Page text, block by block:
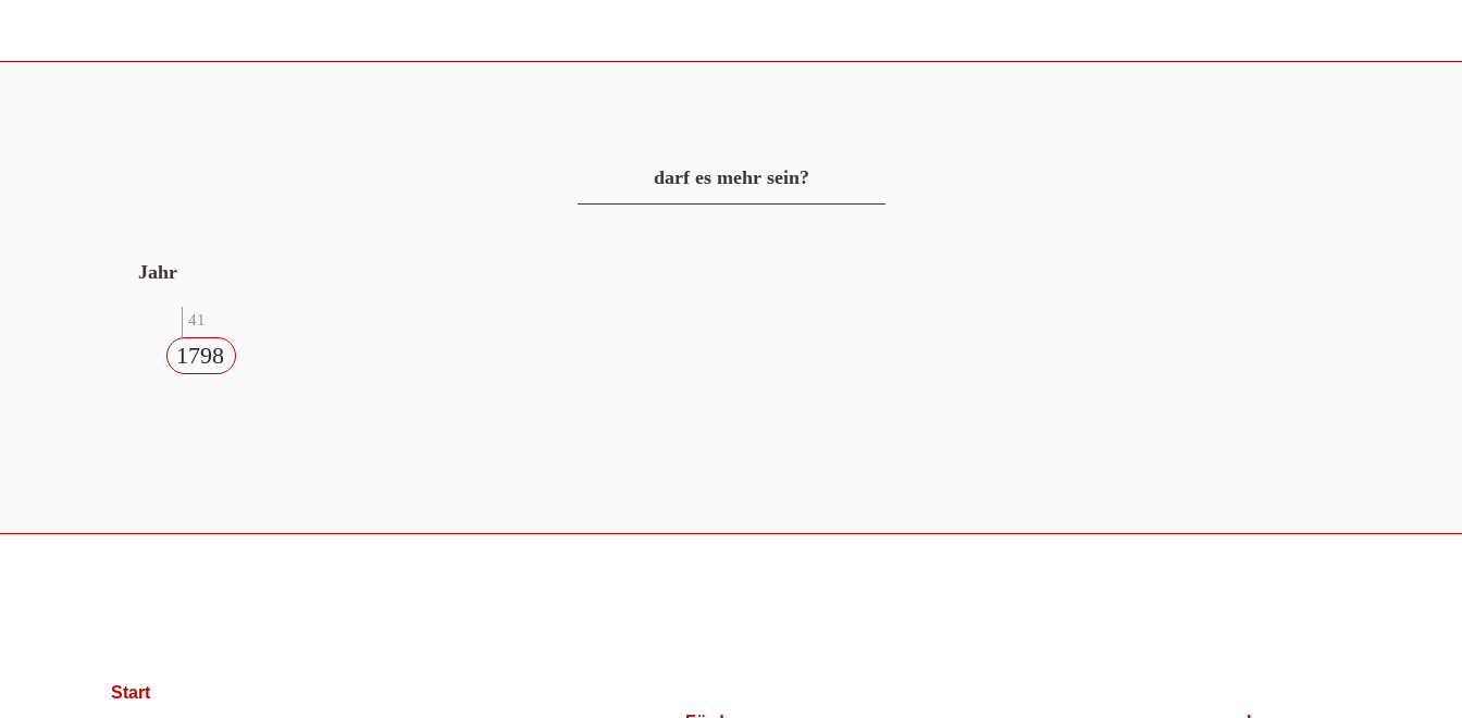
darf es mehr sein?
Jahr
41
1798
Start